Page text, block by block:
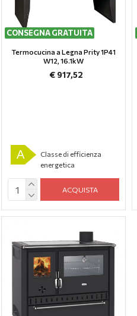
CONSEGNA GRATUITA
Termocucina a Legna Prity 1Р41
W12, 16.1kW
€ 917,52
A
Classe di efficienza
energetica
ACQUISTA